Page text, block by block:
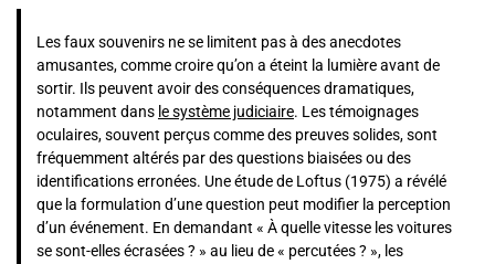
Les faux souvenirs ne se limitent pas à des anecdotes
amusantes, comme croire qu’on a éteint la lumière avant de
sortir. Ils peuvent avoir des conséquences dramatiques,
notamment dans le système judiciaire. Les témoignages
oculaires, souvent perçus comme des preuves solides, sont
fréquemment altérés par des questions biaisées ou des
identifications erronées. Une étude de Loftus (1975) a révélé
que la formulation d’une question peut modifier la perception
d’un événement. En demandant « À quelle vitesse les voitures
se sont-elles écrasées ? » au lieu de « percutées ? », les